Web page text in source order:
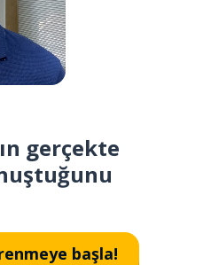
gerçekte
başla!